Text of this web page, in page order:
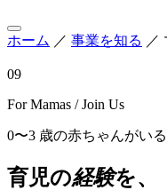
ホーム ／ 事業を知る ／
09
For Mamas / Join Us
0〜3 歳の赤ちゃんがい
育児の経験を、